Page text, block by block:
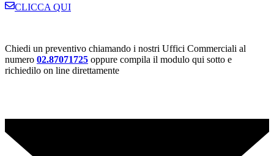
CLICCA QUI
Chiedi un preventivo chiamando i nostri Uffici Commerciali al
numero 02.87071725 oppure compila il modulo qui sotto e
richiedilo on line direttamente